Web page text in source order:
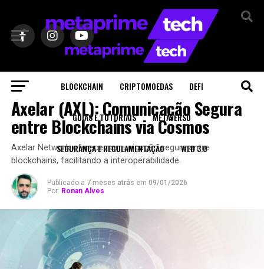
BLOCKCHAIN CRIPTOMOEDAS DEFI
GUIAS E TUTORIAIS METAVERSO
SEGURANÇA E REGULAMENTAÇÃO WEB 3.0
BLOCKCHAIN
Axelar (AXL): Comunicação Segura
entre Blockchains via Cosmos
Axelar Network oferece comunicação segura entre
blockchains, facilitando a interoperabilidade.
Publicado a 7 meses atrás em 09/01/2026
Por: Ronan Alves